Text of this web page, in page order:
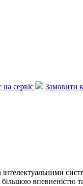
на сервіс
Замовити
більшою впевненістю